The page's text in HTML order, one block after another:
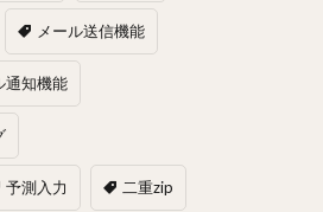
メール送信機能
通知機能
予測入力 二重zip